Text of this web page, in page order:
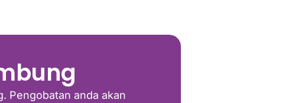
Pengobatan anda akan